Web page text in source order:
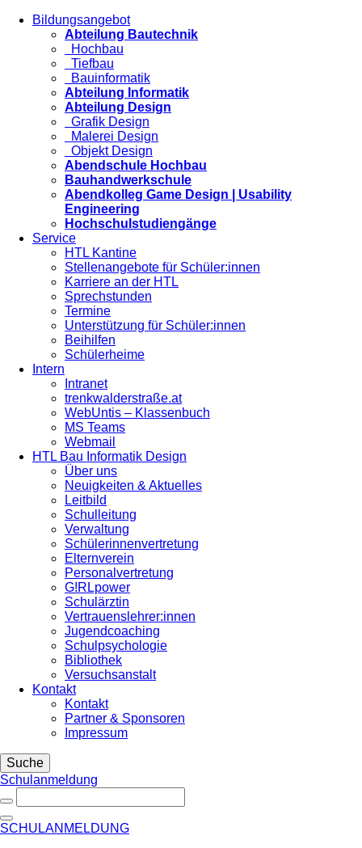
Bildungsangebot
Abteilung Bautechnik
Hochbau
Tiefbau
Bauinformatik
Abteilung Informatik
Abteilung Design
Grafik Design
Malerei Design
Objekt Design
Abendschule Hochbau
Bauhandwerkschule
Abendkolleg Game Design | Usability
Engineering
Hochschulstudiengänge
Service
HTL Kantine
Stellenangebote für Schüler:innen
Karriere an der HTL
Sprechstunden
Termine
Unterstützung für Schüler:innen
Beihilfen
Schülerheime
Intern
Intranet
trenkwalderstraße.at
WebUntis – Klassenbuch
MS Teams
Webmail
HTL Bau Informatik Design
Über uns
Neuigkeiten & Aktuelles
Leitbild
Schulleitung
Verwaltung
Schülerinnenvertretung
Elternverein
Personalvertretung
G!RLpower
Schulärztin
Vertrauenslehrer:innen
Jugendcoaching
Schulpsychologie
Bibliothek
Versuchsanstalt
Kontakt
Kontakt
Partner & Sponsoren
Impressum
Suche
Schulanmeldung
SCHULANMELDUNG